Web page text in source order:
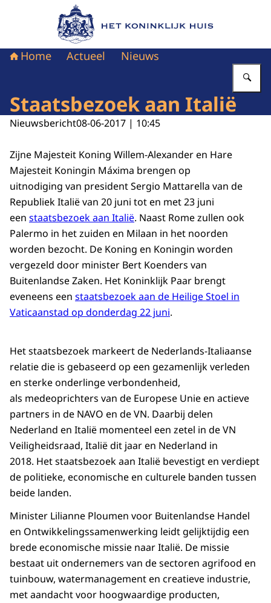
Naar de homepage van Het Koninklijk Huis
Home Actueel Nieuws
Staatsbezoek aan Italië
Nieuwsbericht08-06-2017 | 10:45
Zijne Majesteit Koning Willem-Alexander en Hare
Majesteit Koningin Máxima brengen op
uitnodiging van president Sergio Mattarella van de
Republiek Italië van 20 juni tot en met 23 juni
een staatsbezoek aan Italië. Naast Rome zullen ook
Palermo in het zuiden en Milaan in het noorden
worden bezocht. De Koning en Koningin worden
vergezeld door minister Bert Koenders van
Buitenlandse Zaken. Het Koninklijk Paar brengt
eveneens een staatsbezoek aan de Heilige Stoel in
Vaticaanstad op donderdag 22 juni.
Het staatsbezoek markeert de Nederlands-Italiaanse
relatie die is gebaseerd op een gezamenlijk verleden
en sterke onderlinge verbondenheid,
als medeoprichters van de Europese Unie en actieve
partners in de NAVO en de VN. Daarbij delen
Nederland en Italië momenteel een zetel in de VN
Veiligheidsraad, Italië dit jaar en Nederland in
2018. Het staatsbezoek aan Italië bevestigt en verdiept
de politieke, economische en culturele banden tussen
beide landen.
Minister Lilianne Ploumen voor Buitenlandse Handel
en Ontwikkelingssamenwerking leidt gelijktijdig een
brede economische missie naar Italië. De missie
bestaat uit ondernemers van de sectoren agrifood en
tuinbouw, watermanagement en creatieve industrie,
met aandacht voor hoogwaardige producten,